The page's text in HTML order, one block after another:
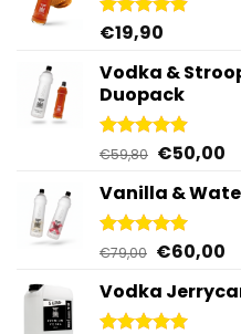
Gewaardeerd
€19,90
Vodka &
Duopack
Gewaardeerd
€59,80
was:
€59,80.
€50,00
is:
Vanilla &
Gewaardeerd
€79,00
was:
€79,00.
€60,00
is:
Vodka